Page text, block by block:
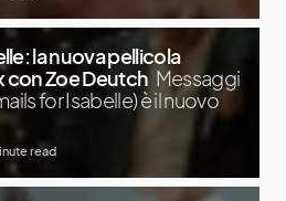
la nuova pellicola
con Zoe Deutch Messaggi
for Isabelle) è il nuovo
read